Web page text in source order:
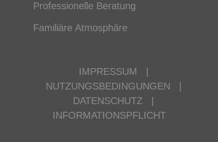
Professionelle Beratung
Familiäre Atmosphäre
IMPRESSUM
NUTZUNGSBEDINGUNGEN
DATENSCHUTZ
INFORMATIONSPFLICHT